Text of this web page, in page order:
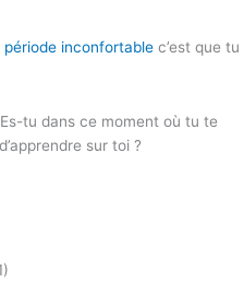
période inconfortable c’est que tu
tu dans ce moment où tu te
sur toi ?